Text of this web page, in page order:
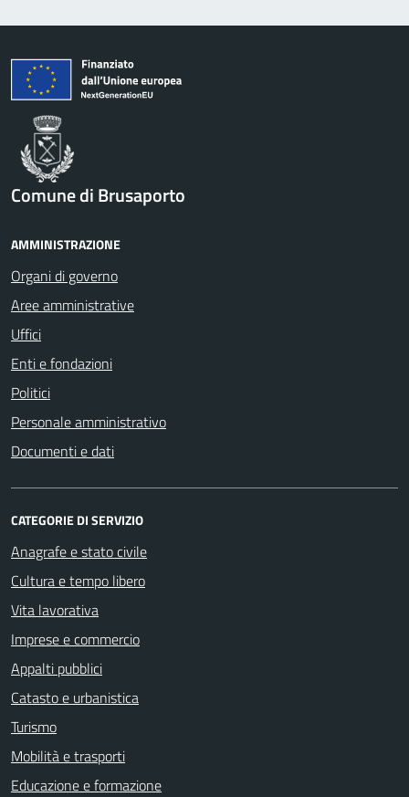
Comune di Brusaporto
AMMINISTRAZIONE
Organi di governo
Aree amministrative
Uffici
Enti e fondazioni
Politici
Personale amministrativo
Documenti e dati
CATEGORIE DI SERVIZIO
Anagrafe e stato civile
Cultura e tempo libero
Vita lavorativa
Imprese e commercio
Appalti pubblici
Catasto e urbanistica
Turismo
Mobilità e trasporti
Educazione e formazione